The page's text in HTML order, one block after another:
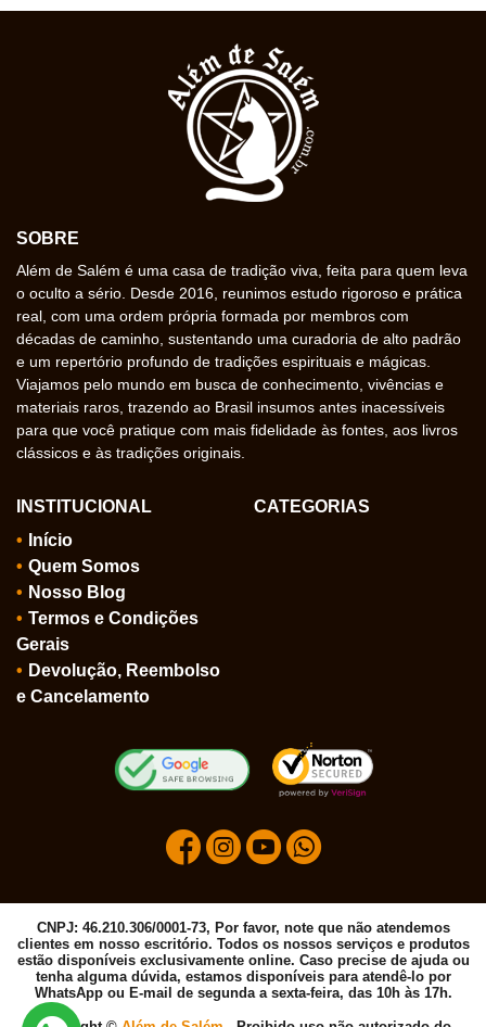
SOBRE
Além de Salém é uma casa de tradição viva, feita para quem leva
o oculto a sério. Desde 2016, reunimos estudo rigoroso e prática
real, com uma ordem própria formada por membros com
décadas de caminho, sustentando uma curadoria de alto padrão
e um repertório profundo de tradições espirituais e mágicas.
Viajamos pelo mundo em busca de conhecimento, vivências e
materiais raros, trazendo ao Brasil insumos antes inacessíveis
para que você pratique com mais fidelidade às fontes, aos livros
clássicos e às tradições originais.
INSTITUCIONAL
Início
Quem Somos
Nosso Blog
Termos e Condições
Gerais
Devolução, Reembolso
e Cancelamento
CATEGORIAS
CNPJ: 46.210.306/0001-73, Por favor, note que não atendemos
clientes em nosso escritório. Todos os nossos serviços e produtos
estão disponíveis exclusivamente online. Caso precise de ajuda ou
tenha alguma dúvida, estamos disponíveis para atendê-lo por
WhatsApp ou E-mail de segunda a sexta-feira, das 10h às 17h.